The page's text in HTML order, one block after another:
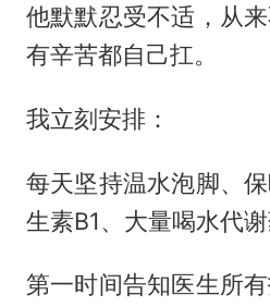
他默默忍受不适，从
有辛苦都自己扛。
我立刻安排：
每天坚持温水泡脚、
生素B1、大量喝水代谢
第一时间告知医生所